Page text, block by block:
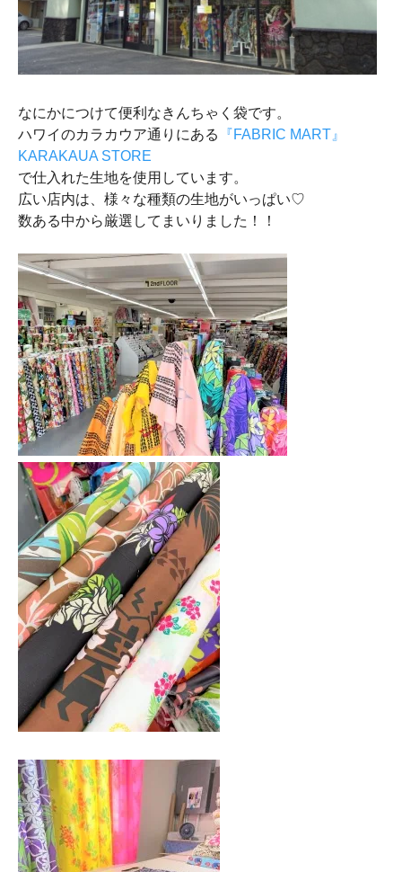
なにかにつけて便利なきんちゃく袋です。
ハワイのカラカウア通りにある
『FABRIC MART』
KARAKAUA STORE
で仕入れた生地を使用しています。
広い店内は、様々な種類の生地がいっぱい♡
数ある中から厳選してまいりました！！